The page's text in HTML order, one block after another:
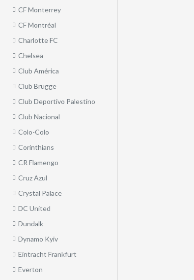
CF Monterrey
CF Montréal
Charlotte FC
Chelsea
Club América
Club Brugge
Club Deportivo Palestino
Club Nacional
Colo-Colo
Corinthians
CR Flamengo
Cruz Azul
Crystal Palace
DC United
Dundalk
Dynamo Kyiv
Eintracht Frankfurt
Everton